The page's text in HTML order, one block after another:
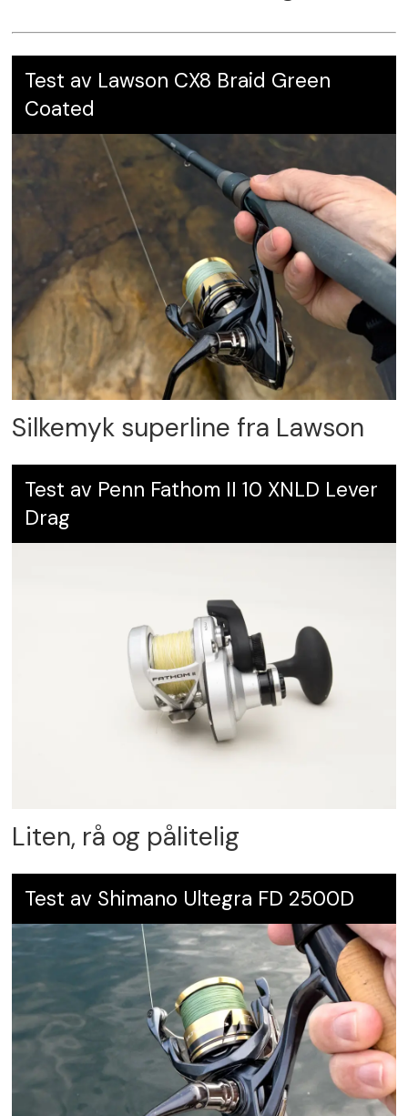
Leverandør:Normark Norway,elbe.no
Karakter:
Test av Lawson CX8 Braid Green
Coated
Silkemyk superline fra Lawson
Test av Penn Fathom II 10 XNLD Lever
Drag
Liten, rå og pålitelig
Test av Shimano Ultegra FD 2500D